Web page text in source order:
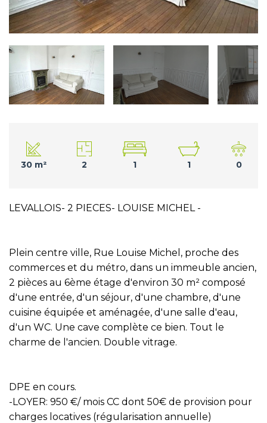
30 m² 2 1 1 0
LEVALLOIS- 2 PIECES- LOUISE MICHEL -
Plein centre ville, Rue Louise Michel, proche des
commerces et du métro, dans un immeuble ancien,
2 pièces au 6ème étage d'environ 30 m² composé
d'une entrée, d'un séjour, d'une chambre, d'une
cuisine équipée et aménagée, d'une salle d'eau,
d'un WC. Une cave complète ce bien. Tout le
charme de l'ancien. Double vitrage.
DPE en cours.
-LOYER: 950 €/ mois CC dont 50€ de provision pour
charges locatives (régularisation annuelle)